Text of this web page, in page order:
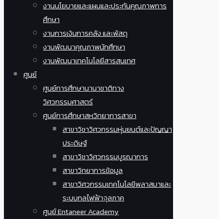
งานนโยบายและแผนและประกันคุณภาพการ
ศึกษา
งานการเงินการคลัง และพัสดุ
งานพัฒนาคุณภาพนักศึกษา
งานพัฒนาเทคโนโลยีสารสนเทศ
ศูนย์
ศูนย์การศึกษานานาชาติทาง
วิศวกรรมศาสตร์
ศูนย์การศึกษาสหวิทยาการสาขา
สาขาวิชาวิศวกรรมหุ่นยนต์และปัญญา
ประดิษฐ์
สาขาวิชาวิศวกรรมบูรณาการ
สาขาวิทยาการข้อมูล
สาขาวิศวกรรมเทคโนโลยีพลาสมาและ
ระบบกลไฟฟ้าจุลภาค
ศูนย์ Entaneer Academy